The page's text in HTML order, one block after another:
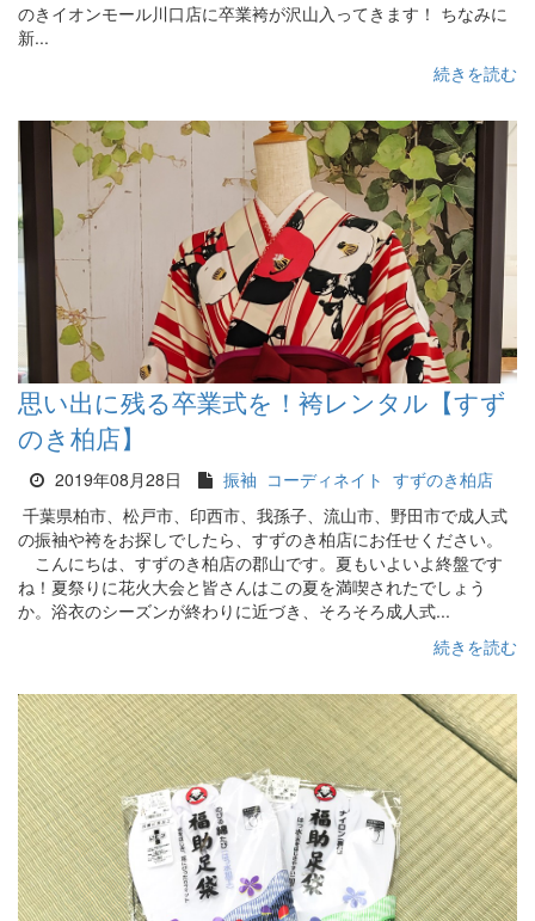
のきイオンモール川口店に卒業袴が沢山入ってきます！ ちなみに
新...
続きを読む
思い出に残る卒業式を！袴レンタル【すず
のき柏店】
2019年08月28日 振袖 コーディネイト すずのき柏店
千葉県柏市、松戸市、印西市、我孫子、流山市、野田市で成人式
の振袖や袴をお探しでしたら、すずのき柏店にお任せください。
こんにちは、すずのき柏店の郡山です。夏もいよいよ終盤です
ね！夏祭りに花火大会と皆さんはこの夏を満喫されたでしょう
か。浴衣のシーズンが終わりに近づき、そろそろ成人式...
続きを読む